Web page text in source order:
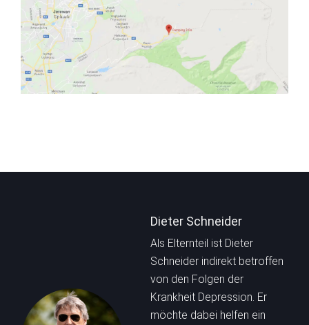
Dieter Schneider
Als Elternteil ist Dieter
Schneider indirekt betroffen
von den Folgen der
Krankheit Depression. Er
möchte dabei helfen ein